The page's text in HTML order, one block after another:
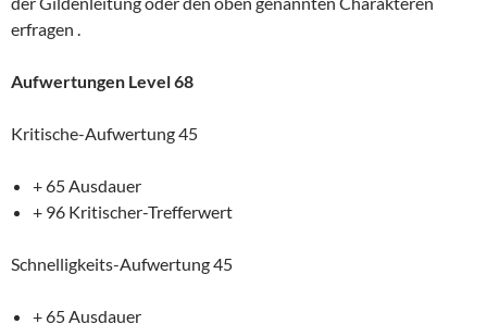
erfragen .
Aufwertungen Level 68
Kritische-Aufwertung 45
+ 65 Ausdauer
+ 96 Kritischer-Trefferwert
Schnelligkeits-Aufwertung 45
+ 65 Ausdauer